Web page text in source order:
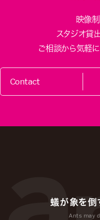
映像制
スタジオ貸出
ご相談から気軽に
Contact
蟻が象を倒
Ants may